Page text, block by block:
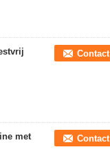
Contact
met
Contact